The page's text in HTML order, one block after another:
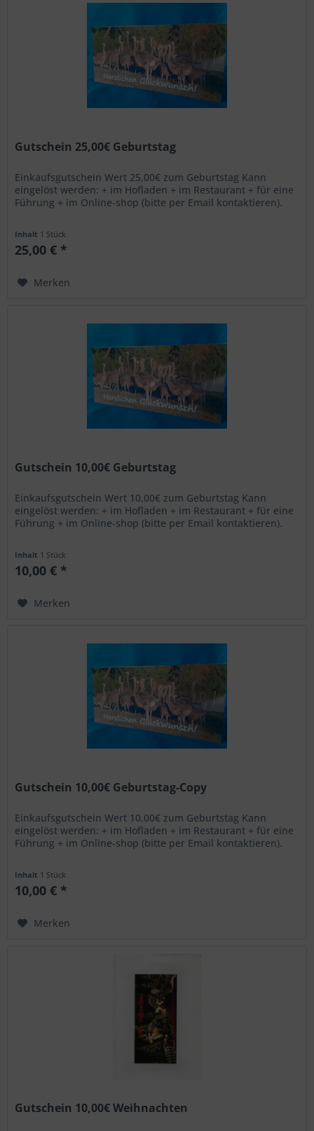
Gutschein 25,00€ Geburtstag
Einkaufsgutschein Wert 25,00€ zum Geburtstag Kann
eingelöst werden: + im Hofladen + im Restaurant + für eine
Führung + im Online-shop (bitte per Email kontaktieren).
Inhalt 1 Stück
25,00 € *
Merken
Gutschein 10,00€ Geburtstag
Einkaufsgutschein Wert 10,00€ zum Geburtstag Kann
eingelöst werden: + im Hofladen + im Restaurant + für eine
Führung + im Online-shop (bitte per Email kontaktieren).
Inhalt 1 Stück
10,00 € *
Merken
Gutschein 10,00€ Geburtstag-Copy
Einkaufsgutschein Wert 10,00€ zum Geburtstag Kann
eingelöst werden: + im Hofladen + im Restaurant + für eine
Führung + im Online-shop (bitte per Email kontaktieren).
Inhalt 1 Stück
10,00 € *
Merken
Gutschein 10,00€ Weihnachten